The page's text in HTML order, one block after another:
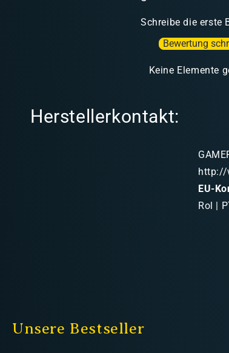
Schreibe die erste
Bewertung
Keine Elemente
Herstellerkontakt:
http://
EU-
Rol |
Unsere Bestseller